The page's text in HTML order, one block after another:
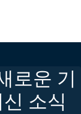
로운 기
소식